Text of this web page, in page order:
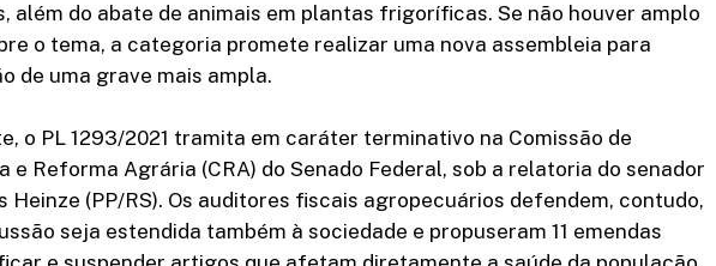
além do abate de animais em plantas frigoríficas. Se não houver amplo
o tema, a categoria promete realizar uma nova assembleia para
de uma grave mais ampla.
o PL 1293/2021 tramita em caráter terminativo na Comissão de
e Reforma Agrária (CRA) do Senado Federal, sob a relatoria do senador
Heinze (PP/RS). Os auditores fiscais agropecuários defendem, contudo,
seja estendida também à sociedade e propuseram 11 emendas